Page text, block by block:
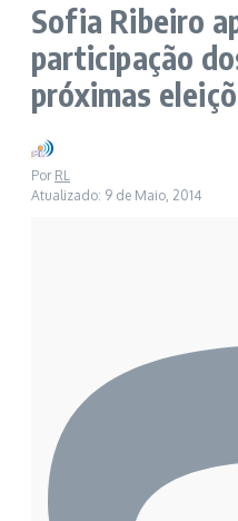
Sofia Ribeiro
participação
próximas
Por RL
Atualizado: 9 de Maio, 2014